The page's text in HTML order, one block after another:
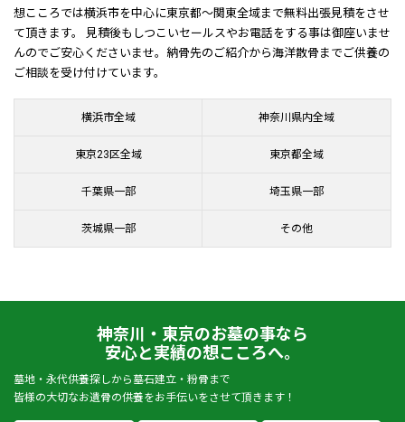
想こころでは横浜市を中心に東京都～関東全域まで無料出張見積をさせ
て頂きます。 見積後もしつこいセールスやお電話をする事は御座いませ
んのでご安心くださいませ。納骨先のご紹介から海洋散骨までご供養の
ご相談を受け付けています。
横浜市全域 神奈川県内全域
東京23区全域 東京都全域
千葉県一部 埼玉県一部
茨城県一部 その他
神奈川・東京のお墓の事なら
安心と実績の想こころへ。
墓地・永代供養探しから墓石建立・粉骨まで
皆様の大切なお遺骨の供養をお手伝いをさせて頂きます！